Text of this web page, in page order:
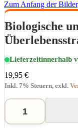
Zum Anfang der
Biologische
Lieferzeitinnerhalb
19,95 €
Inkl. 7% Steuern, exkl.